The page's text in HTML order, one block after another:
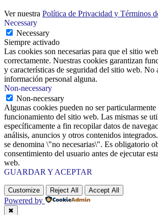
Ver nuestra Política de Privacidad y Términos
Necessary
Necessary
Siempre activado
Las cookies son necesarias para que el sitio
correctamente. Nuestras cookies garantizan
y características de seguridad del sitio web. No
información personal alguna.
Non-necessary
Non-necessary
Algunas cookies pueden no ser particularmente
funcionamiento del sitio web. Las mismas se
específicamente a fin recopilar datos de
análisis, anuncios y otros contenidos
se denomina \"no necesarias\". Es obligatorio
consentimiento del usuario antes de ejecutar
web.
GUARDAR Y ACEPTAR
Customize Reject All Accept All
Powered by
✖